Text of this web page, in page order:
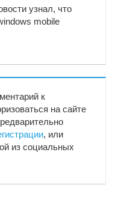
узнал, что
mobile
к
на сайте
, или
из социальных